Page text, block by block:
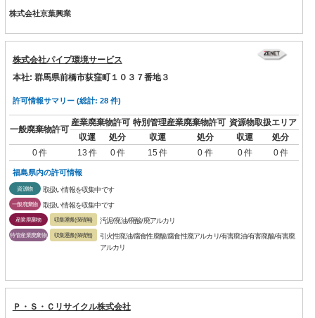
株式会社京葉興業
株式会社パイプ環境サービス
本社: 群馬県前橋市荻窪町１０３７番地３
許可情報サマリー (総計: 28 件)
一般廃棄物許可
産業廃棄物許可 特別管理産業廃棄物許可 資源物取扱エリア
収運
処分 収運 処分 収運
処分
0 件
13 件 0 件 15 件 0 件 0 件 0 件
福島県内の許可情報
資源物 取扱い情報を収集中です
一般廃棄物 取扱い情報を収集中です
産業廃棄物 収集運搬(保積無) 汚泥/廃油/廃酸/廃アルカリ
特管産業廃棄物 収集運搬(保積無)
引火性廃油/腐食性廃酸/腐食性廃アルカリ/有害廃油/有害廃酸/有害廃
アルカリ
Ｐ・Ｓ・Ｃリサイクル株式会社